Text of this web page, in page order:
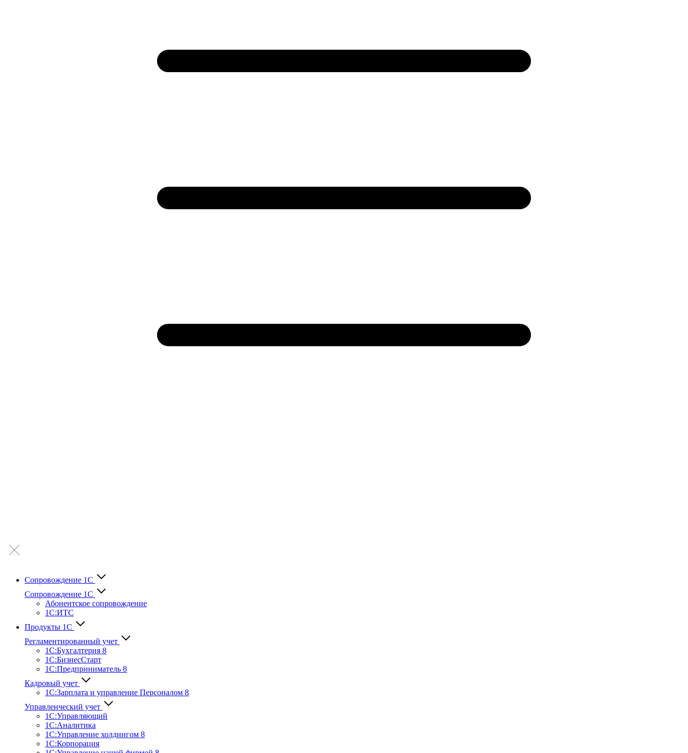
Сопровождение 1С
Сопровождение 1С
Абонентское сопровождение
1С:ИТС
Продукты 1С
Регламентированный учет
1C:Бухгалтерия 8
1С:БизнесСтарт
1C:Предприниматель 8
Кадровый учет
1С:Зарплата и управление Персона­лом 8
Управленческий учет
1С:Управляющий
1С:Аналитика
1С:Управление холдингом 8
1С:Корпорация